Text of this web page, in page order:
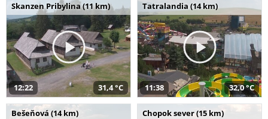
Skanzen Pribylina (11 km)
12:22 31,4 °C
Tatralandia (14 km)
11:38 32,0 °C
Bešeňová (14 km) Chopok sever (15 km)